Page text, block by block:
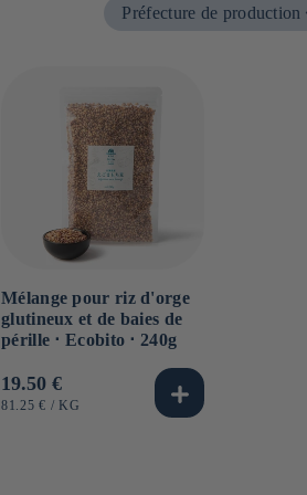
Préfecture de production
Mélange pour riz d'orge
glutineux et de baies de
pérille ⋅ Ecobito ⋅ 240g
Prix
habituel
19.50 €
PRIX
81.25 € / PAR
KG